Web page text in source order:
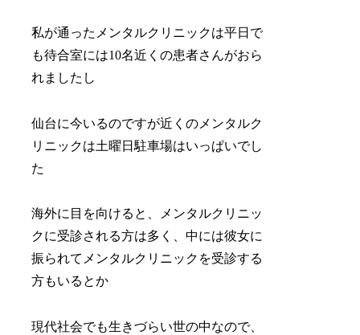
私が通ったメンタルクリニックは平日で
も待合室には10名近くの患者さんがおら
れましたし
仙台に今いるのですが近くのメンタルク
リニックは土曜日駐車場はいっぱいでし
た
海外に目を向けると、メンタルクリニッ
クに受診される方は多く、中には彼女に
振られてメンタルクリニックを受診する
方もいるとか
現代社会でも生きづらい世の中なので、